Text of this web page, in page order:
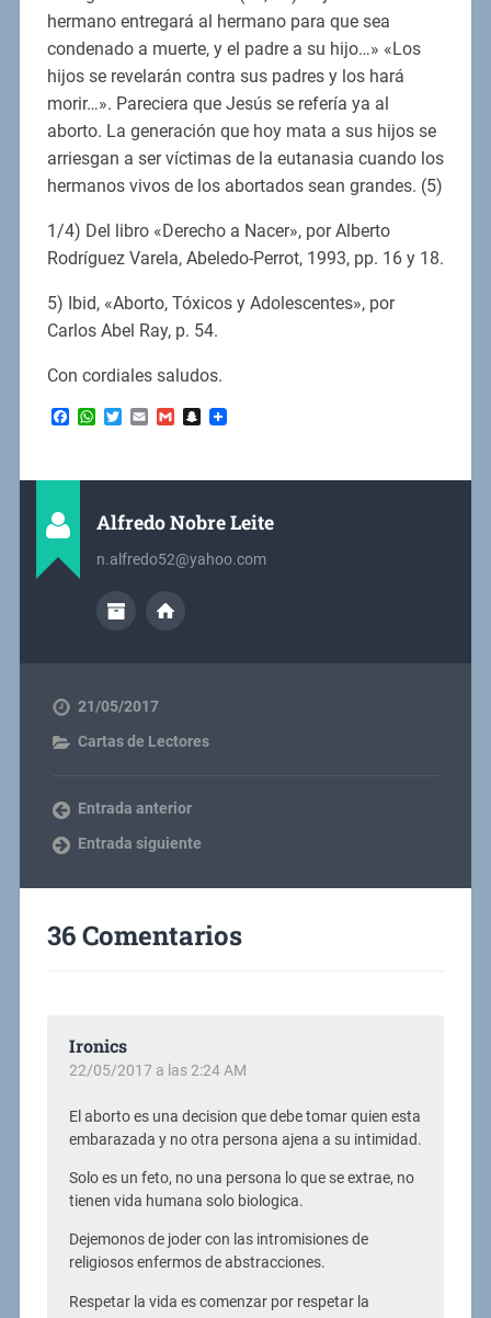
hermano entregará al hermano para que sea
condenado a muerte, y el padre a su hijo…» «Los
hijos se revelarán contra sus padres y los hará
morir…». Pareciera que Jesús se refería ya al
aborto. La generación que hoy mata a sus hijos se
arriesgan a ser víctimas de la eutanasia cuando los
hermanos vivos de los abortados sean grandes. (5)
1/4) Del libro «Derecho a Nacer», por Alberto
Rodríguez Varela, Abeledo-Perrot, 1993, pp. 16 y 18.
5) Ibid, «Aborto, Tóxicos y Adolescentes», por
Carlos Abel Ray, p. 54.
Con cordiales saludos.
Facebook
WhatsApp
Twitter
EmailGmailSnapchat
Alfredo Nobre Leite
n.alfredo52@yahoo.com
21/05/2017
Cartas de Lectores
Entrada anterior
Entrada siguiente
36 Comentarios
Ironics
22/05/2017 a las 2:24 AM
El aborto es una decision que debe tomar quien esta
embarazada y no otra persona ajena a su intimidad.
Solo es un feto, no una persona lo que se extrae, no
tienen vida humana solo biologica.
Dejemonos de joder con las intromisiones de
religiosos enfermos de abstracciones.
Respetar la vida es comenzar por respetar la